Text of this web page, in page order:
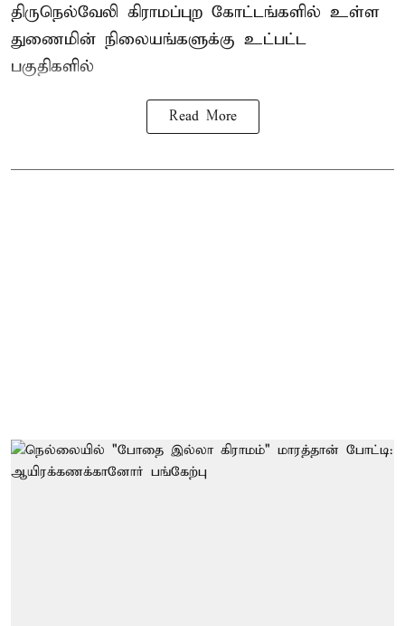
திருநெல்வேலி கிராமப்புற கோட்டங்களில் உள்ள
துணைமின் நிலையங்களுக்கு உட்பட்ட
பகுதிகளில்
Read More